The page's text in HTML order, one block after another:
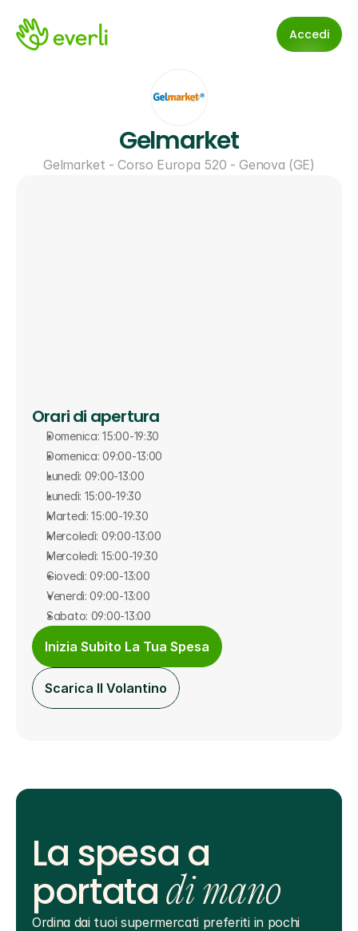
Accedi
Gelmarket
Gelmarket - Corso Europa 520 - Genova (GE)
Orari di apertura
Domenica: 15:00-19:30
Domenica: 09:00-13:00
Lunedì: 09:00-13:00
Lunedì: 15:00-19:30
Martedì: 15:00-19:30
Mercoledì: 09:00-13:00
Mercoledì: 15:00-19:30
Giovedì: 09:00-13:00
Venerdì: 09:00-13:00
Sabato: 09:00-13:00
Inizia Subito La Tua Spesa
Scarica Il Volantino
La spesa a
portatadi mano
Ordina dai tuoi supermercati preferiti in pochi